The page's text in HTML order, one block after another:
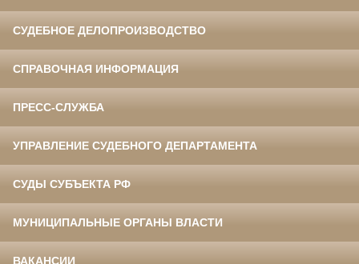
СУДЕБНОЕ ДЕЛОПРОИЗВОДСТВО
СПРАВОЧНАЯ ИНФОРМАЦИЯ
ПРЕСС-СЛУЖБА
УПРАВЛЕНИЕ СУДЕБНОГО ДЕПАРТАМЕНТА
СУДЫ СУБЪЕКТА РФ
МУНИЦИПАЛЬНЫЕ ОРГАНЫ ВЛАСТИ
ВАКАНСИИ